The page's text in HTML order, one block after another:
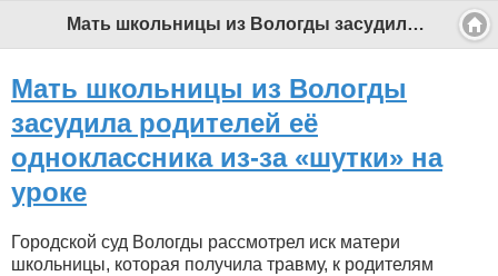
Мать школьницы из Вологды засудила родителей её одноклассника из-за «шутки» на уроке - Профессиональный педагог
Мать школьницы из Вологды
засудила родителей её
одноклассника из-за «шутки» на
уроке
Городской суд Вологды рассмотрел иск матери
школьницы, которая получила травму, к родителям